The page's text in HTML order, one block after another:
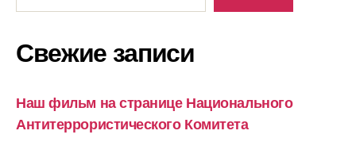
Свежие записи
Наш фильм на странице Национального
Антитеррористического Комитета